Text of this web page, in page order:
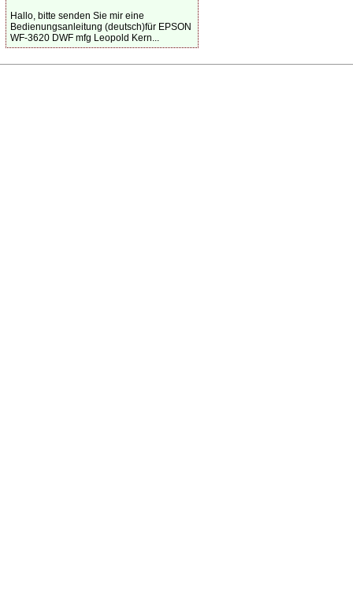
Hallo, bitte senden Sie mir eine
Bedienungsanleitung (deutsch)für EPSON
WF-3620 DWF mfg Leopold Kern...